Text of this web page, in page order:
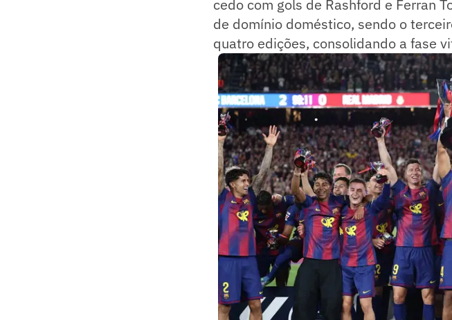
cedo com gols de Rashford e Ferran
de domínio doméstico, sendo o
quatro edições, consolidando a fase